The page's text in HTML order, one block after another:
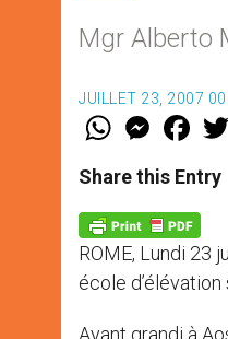
Mgr Alberto
JUILLET 23, 2007
W
t
s
p
p
M
e
s
e
g
e
r
F
a
e
b
k
Share this Entry
ROME, Lundi 23
école
Ayant grandi à